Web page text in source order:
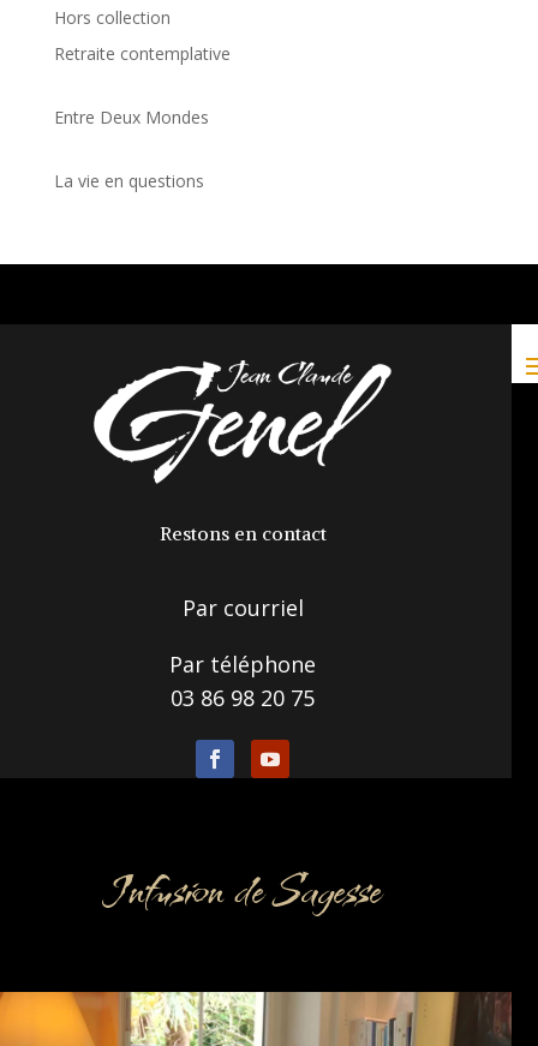
Hors collection
Retraite contemplative
Entre Deux Mondes
La vie en questions
Restons en contact
Par courriel
Par téléphone
03 86 98 20 75
Infusion de Sagesse